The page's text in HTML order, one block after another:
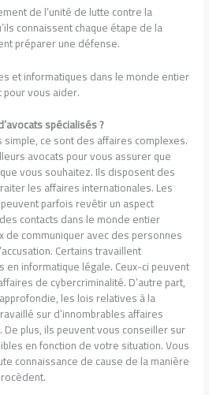
de l’unité de lutte contre la
connaissent chaque étape de la
préparer une défense.
et informatiques dans le monde entier
vous aider.
spécialisés ?
simple, ce sont des affaires complexes.
avocats pour vous assurer que
vous souhaitez. Ils disposent des
les affaires internationales. Les
parfois revêtir un aspect
contacts dans le monde entier
de communiquer avec des personnes
Certains travaillent
informatique légale. Ceux-ci peuvent
de cybercriminalité. D’autre part,
les lois relatives à la
sur d’innombrables affaires
plus, ils peuvent vous conseiller sur
en fonction de votre situation. Vous
connaissance de cause de la manière